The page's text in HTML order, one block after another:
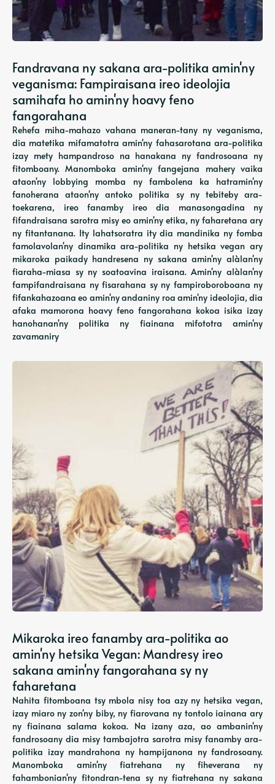
Fandravana ny sakana ara-politika amin'ny
veganisma: Fampiraisana ireo ideolojia
samihafa ho amin'ny hoavy feno
fangorahana
Rehefa miha-mahazo vahana maneran-tany ny veganisma,
dia matetika mifamatotra amin'ny fahasarotana ara-politika
izay mety hampandroso na hanakana ny fandrosoana ny
fitomboany. Manomboka amin'ny fangejana mahery vaika
ataon'ny lobbying momba ny fambolena ka hatramin'ny
fanoherana ataon'ny antoko politika sy ny tebiteby ara-
toekarena, ireo fanamby ireo dia manasongadina ny
fifandraisana sarotra misy eo amin'ny etika, ny faharetana ary
ny fitantanana. Ity lahatsoratra ity dia mandinika ny fomba
famolavolan'ny dinamika ara-politika ny hetsika vegan ary
mikaroka paikady handresena ny sakana amin'ny alàlan'ny
fiaraha-miasa sy ny soatoavina iraisana. Amin'ny alàlan'ny
fampifandraisana ny fisarahana sy ny fampiroboroboana ny
fifankahazoana eo amin'ny andaniny roa amin'ny ideolojia, dia
afaka mamorona hoavy feno fangorahana kokoa isika izay
hanohanan'ny politika ny fiainana mifototra amin'ny
zavamaniry
Mikaroka ireo fanamby ara-politika ao
amin'ny hetsika Vegan: Mandresy ireo
sakana amin'ny fangorahana sy ny
faharetana
Nahita fitomboana tsy mbola nisy toa azy ny hetsika vegan,
izay miaro ny zon'ny biby, ny fiarovana ny tontolo iainana ary
ny fiainana salama kokoa. Na izany aza, ao ambanin'ny
fandrosoany dia misy tambajotra sarotra misy fanamby ara-
politika izay mandrahona ny hampijanona ny fandrosoany.
Manomboka amin'ny fiatrehana ny fiheverana ny
fahambonian'ny fitondran-tena sy ny fiatrehana ny sakana